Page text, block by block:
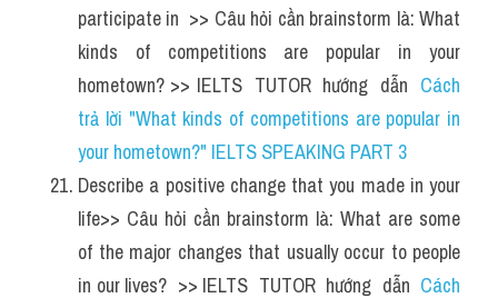
participate in  >> Câu hỏi cần brainstorm là: What
kinds of competitions are popular in your
hometown? >> IELTS  TUTOR  hướng  dẫn Cách
trả lời "What kinds of competitions are popular in
your hometown?" IELTS SPEAKING PART 3
Describe a positive change that you made in your
life>> Câu hỏi cần brainstorm là: What are some
of the major changes that usually occur to people
in our lives?  >> IELTS  TUTOR  hướng  dẫn Cách